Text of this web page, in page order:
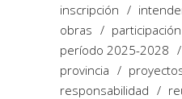
inscripción
obras
participación
período 2025-2028
provincia
responsabilidad